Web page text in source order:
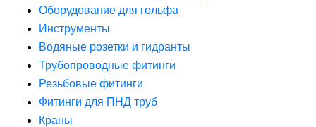
Оборудование для гольфа
Инструменты
Водяные розетки и гидранты
Трубопроводные фитинги
Резьбовые фитинги
Фитинги для ПНД труб
Краны